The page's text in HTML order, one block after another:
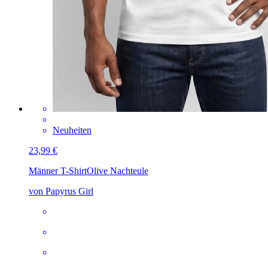
Neuheiten
23,99 €
Männer T-ShirtOlive Nachteule
von Papyrus Girl